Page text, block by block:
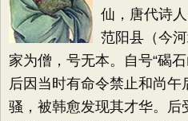
仙，唐代诗
范阳县（今
家为僧，号无本。自号“碣
后因当时有命令禁止和尚午
骚，被韩愈发现其才华。后